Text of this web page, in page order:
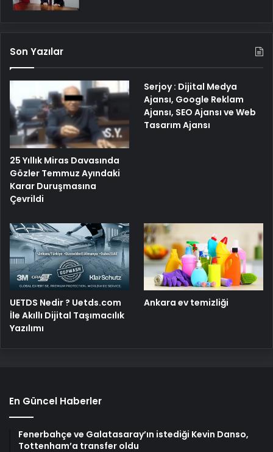
Son Yazılar
25 Yıllık Miras Davasında
Gözler Temmuz Ayındaki
Karar Duruşmasına
Çevrildi
Serjoy : Dijital Medya
Ajansı, Google Reklam
Ajansı, SEO Ajansı ve Web
Tasarım Ajansı
UETDS Nedir ? Uetds.com
İle Akıllı Dijital Taşımacılık
Yazılımı
Ankara ev temizliği
En Güncel Haberler
Fenerbahçe ve Galatasaray’ın istediği Kevin Danso,
Tottenham’a transfer oldu